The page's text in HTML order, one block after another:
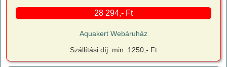
28 294,- Ft
Aquakert Webáruház
Szállítási díj: min. 1250,- Ft